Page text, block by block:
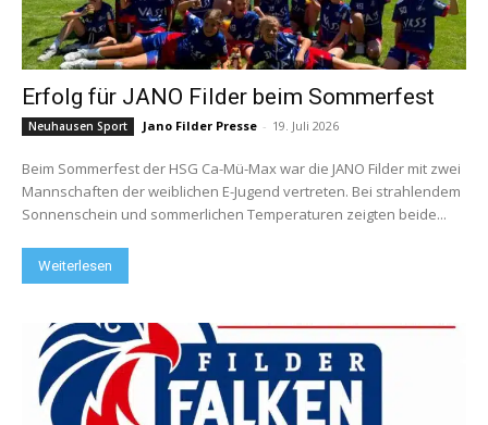
Erfolg für JANO Filder beim Sommerfest
Neuhausen Sport Jano Filder Presse - 19. Juli 2026
Beim Sommerfest der HSG Ca-Mü-Max war die JANO Filder mit zwei
Mannschaften der weiblichen E-Jugend vertreten. Bei strahlendem
Sonnenschein und sommerlichen Temperaturen zeigten beide...
Weiterlesen